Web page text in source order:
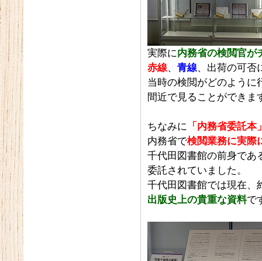
実際に内務省の検閲官が
赤線、 青線、出荷の可否
当時の検閲がどのように
間近で見ることができま
ちなみに 「内務省委託本
内務省で検閲業務に実際
千代田図書館の前身であ
委託されていました。
千代田図書館では現在、
出版史上の貴重な資料で